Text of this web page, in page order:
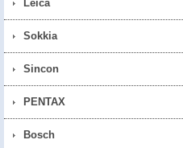
Leica
Sokkia
Sincon
PENTAX
Bosch